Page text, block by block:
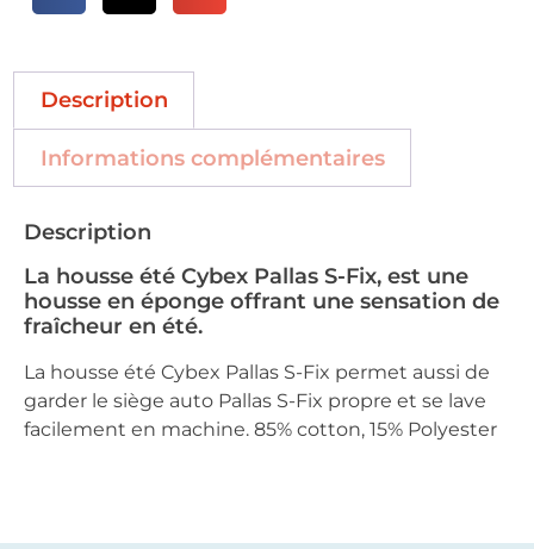
Description
Informations complémentaires
Description
La housse été Cybex Pallas S-Fix, est une
housse en éponge offrant une sensation de
fraîcheur en été.
La housse été Cybex Pallas S-Fix permet aussi de
garder le siège auto Pallas S-Fix propre et se lave
facilement en machine. 85% cotton, 15% Polyester